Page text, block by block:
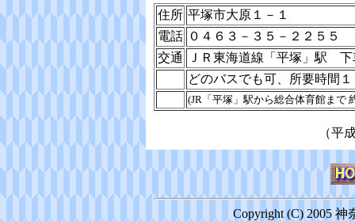
住所 平塚市大原１－１
電話 ０４６３－３５－２２５５
交通
ＪＲ東海道線「平塚」駅
どのバスでも可、所要時間
(JR「平塚」駅から総合体育館まで
（平
Copyright (C) 2005 神